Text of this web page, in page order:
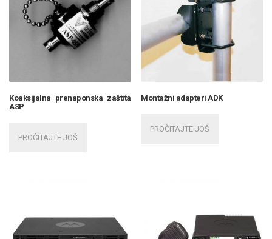
Koaksijalna prenaponska zaštita
ASP
PROČITAJTE JOŠ
Montažni adapteri ADK
PROČITAJTE JOŠ